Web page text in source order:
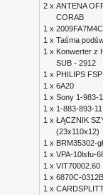
2 x ANTENA
CORAB
1 x
1 x Taśma
1 x Konwerter z
SUB - 2912
1 x PHILIPS
1 x 6A20
1 x Sony 1-983-
1 x 1-883-893-
1 x ŁĄCZNIK
(23x110x12)
1 x BRM35302-
1 x VPA-10lsfu-
1 x VIT70002.60
1 x 6870C-0312B
1 x